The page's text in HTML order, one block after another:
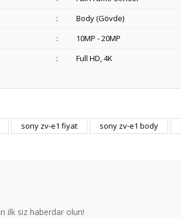
:
Body (Gövde)
:
10MP - 20MP
: Full HD, 4K
sony zv-e1 fiyat sony zv-e1 body
ilk siz haberdar olun!